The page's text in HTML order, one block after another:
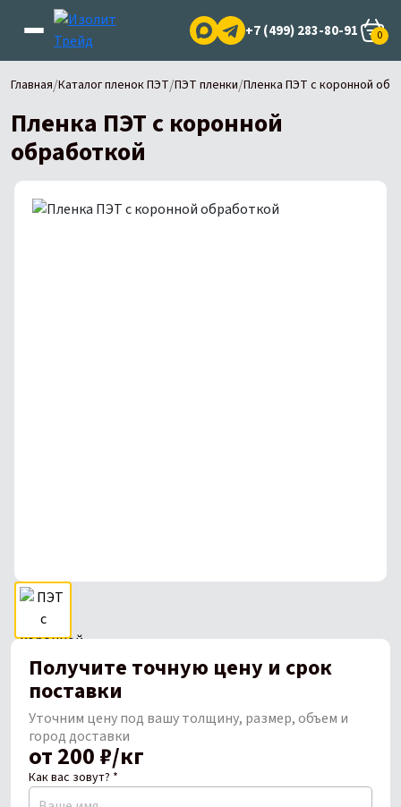
+7 (499) 283-80-91 0
Главная/Каталог пленок ПЭТ/ПЭТ пленки/Пленка ПЭТ с коронной
Пленка ПЭТ с коронной
обработкой
Получите точную цену и срок
поставки
Уточним цену под вашу толщину, размер, объем и
город доставки
от 200 ₽/кг
Как вас зовут? *